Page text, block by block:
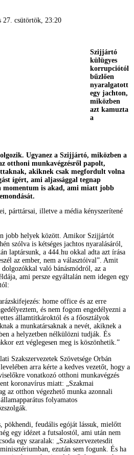
27. csütörtök, 23:20
Szijjártó
külügyes
korrupciótól
bűzlően
nyaralgatott
egy jachton,
miközben
azt kamuzta
a
Ugyanez a Szijjártó, miközben a
otthoni munkavégzésről papolt,
akiknek csak megfordult volna
ígért, ami aljassággal tegnap
momentum is akad, ami miatt jobb
párttársai, illetve a média kényszerítené
jobb helyek között. Amikor Szijjártót
szólva is kétséges jachtos nyaralásáról,
laptársunk, a 444.hu okkal adta azt írása
az ember, nem a választóival”. Amit
való bánásmódról, az a
ami persze egyáltalán nem idegen egy
home office és az erre
és nem fogom engedélyezni a
államtitkároktól és a főosztályok
a munkatársaknak a nevét, akiknek a
a helyzetben nélkülözni tudják. És
ezt véglegesen meg is köszönhetik.”
Szakszervezetek Szövetsége Orbán
arra kérte a kedves vezetőt, hogy a
vonatkozó otthoni munkavégzés
koronavírus miatt: „Szakmai
az otthon végezhető munka azonnali
folyamatos
pökhendi, feudális egóját lássuk, mielőtt
egy idézet a futsalostól, ami után nem
egy szaralak: „Szakszervezetesdit
ezután sem fogunk. És ha